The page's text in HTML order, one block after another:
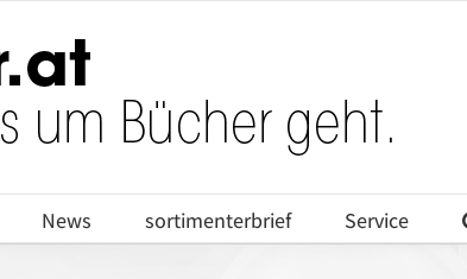
News sortimenterbrief Service